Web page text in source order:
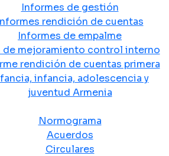
Informes de gestión
rendición de cuentas
Informes de empalme
de mejoramiento control interno
rendición de cuentas primera
infancia, adolescencia y
juventud Armenia
Normograma
Acuerdos
Circulares